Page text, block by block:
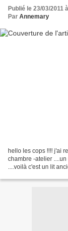
Publié le 23/03/2011
Par Annemary
hello les cops !!!! j'ai
chambre -atelier
....voilà c'est un lit